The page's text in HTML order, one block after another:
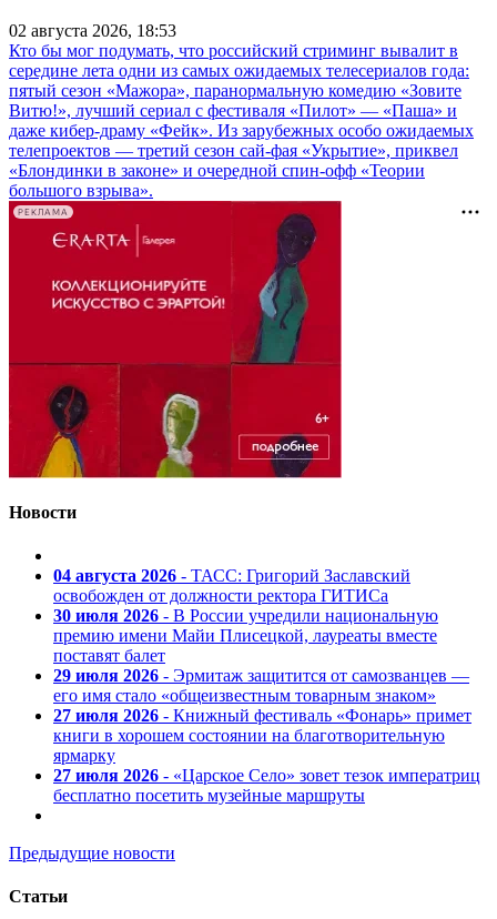
02 августа 2026, 18:53
Кто бы мог подумать, что российский стриминг вывалит в
середине лета одни из самых ожидаемых телесериалов года:
пятый сезон «Мажора», паранормальную комедию «Зовите
Витю!», лучший сериал с фестиваля «Пилот» — «Паша» и
даже кибер-драму «Фейк». Из зарубежных особо ожидаемых
телепроектов — третий сезон сай-фая «Укрытие», приквел
«Блондинки в законе» и очередной спин-офф «Теории
большого взрыва».
РЕКЛАМА
Новости
04 августа 2026 - ТАСС: Григорий Заславский
освобожден от должности ректора ГИТИСа
30 июля 2026 - В России учредили национальную
премию имени Майи Плисецкой, лауреаты вместе
поставят балет
29 июля 2026 - Эрмитаж защитится от самозванцев —
его имя стало «общеизвестным товарным знаком»
27 июля 2026 - Книжный фестиваль «Фонарь» примет
книги в хорошем состоянии на благотворительную
ярмарку
27 июля 2026 - «Царское Село» зовет тезок императриц
бесплатно посетить музейные маршруты
Предыдущие новости
Статьи